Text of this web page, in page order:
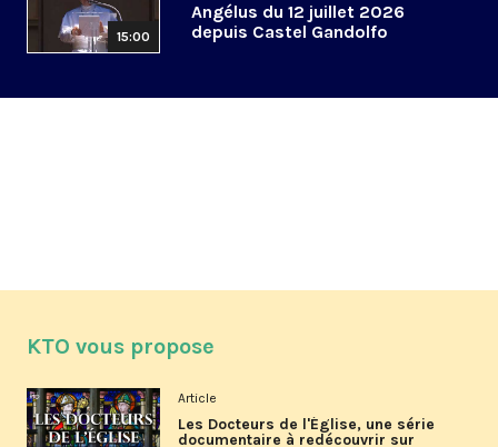
15:00
Angélus du 12 juillet 2026
depuis Castel Gandolfo
KTO vous propose
Article
Les Docteurs de l'Église, une série
documentaire à redécouvrir sur